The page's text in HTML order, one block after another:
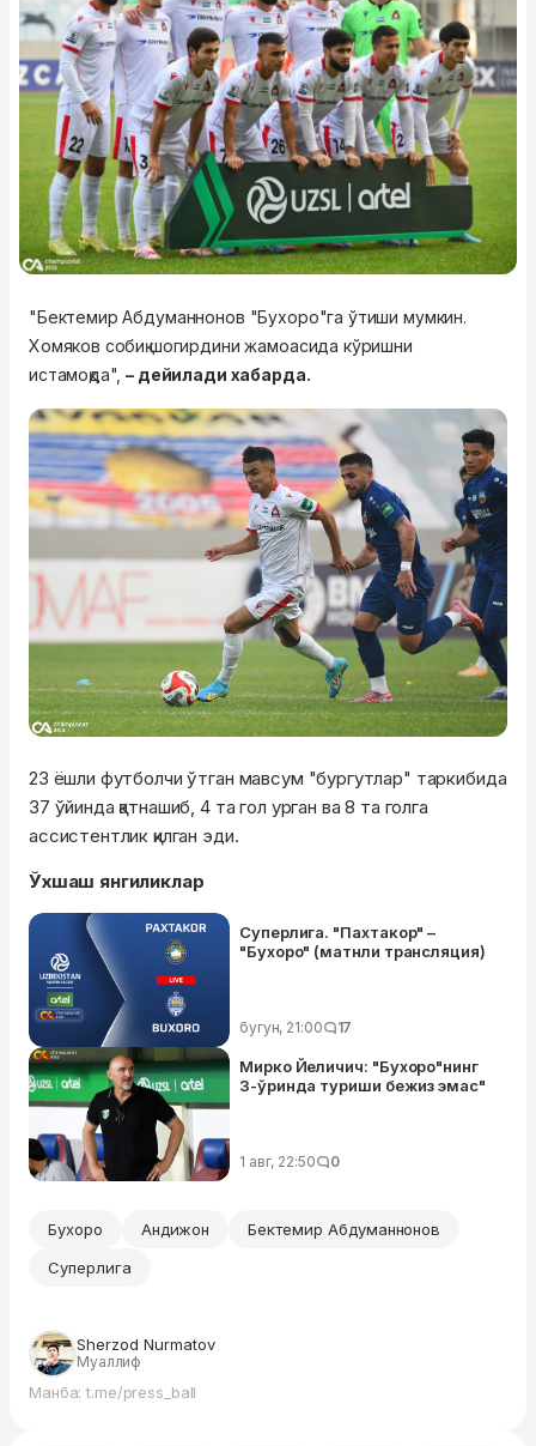
"Бектемир Абдуманнонов "Бухоро"га ўтиши мумкин.
Хомяков собиқ шогирдини жамоасида кўришни
истамоқда",– дейилади хабарда.
23 ёшли футболчи ўтган мавсум "бургутлар" таркибида
37 ўйинда қатнашиб, 4 та гол урган ва 8 та голга
ассистентлик қилган эди.
Ўхшаш янгиликлар
Суперлига. "Пахтакор" –
"Бухоро" (матнли трансляция)
бугун, 21:00 17
Мирко Йеличич: "Бухоро"нинг
3-ўринда туриши бежиз эмас"
1 авг, 22:50 0
Бухоро Андижон
Бектемир Абдуманнонов
Суперлига
Sherzod Nurmatov
Муаллиф
Манба: t.me/press_ball